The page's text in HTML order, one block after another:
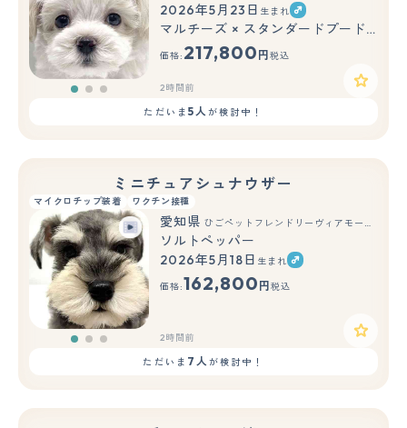
もっと見る
2026年5月23日 生まれ
マルチーズ × スタンダードプードル
価格: 217,800 円 税込
2時間前
ただいま 5人が検討中！
ミニチュアシュナウザー
マイクロチップ装着 ワクチン接種
もっと見る
愛知県 ひごペットフレンドリーヴィアモール アピタ江南西店
ソルトペッパー
2026年5月18日 生まれ
価格:162,800 円 税込
2時間前
ただいま 7人が検討中！